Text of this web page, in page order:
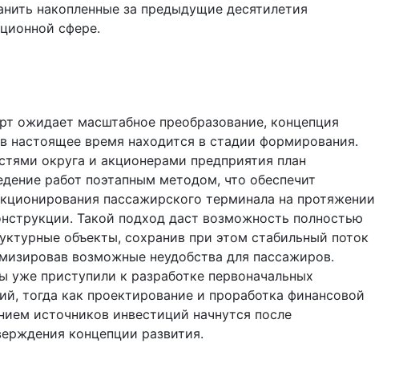
накопленные за предыдущие десятилетия
сфере.
ожидает масштабное преобразование, концепция
настоящее время находится в стадии формирования.
округа и акционерами предприятия план
работ поэтапным методом, что обеспечит
пассажирского терминала на протяжении
Такой подход даст возможность полностью
объекты, сохранив при этом стабильный поток
возможные неудобства для пассажиров.
приступили к разработке первоначальных
тогда как проектирование и проработка финансовой
источников инвестиций начнутся после
концепции развития.